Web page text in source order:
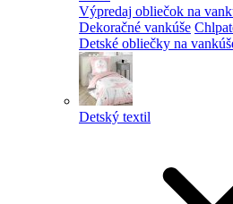
Výpredaj obliečok na
Dekoračné vankúše
Detské obliečky na
Detský textil